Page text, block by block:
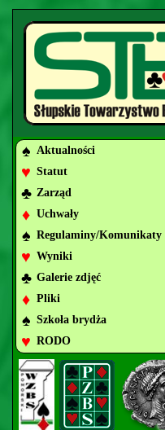
♠ Aktualności
♥ Statut
♣ Zarząd
♦ Uchwały
♠ Regulaminy/Komunikaty
♥ Wyniki
♣ Galerie zdjęć
♦ Pliki
♠ Szkoła brydża
♥ RODO